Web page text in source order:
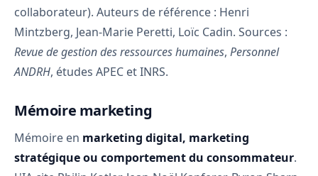
collaborateur). Auteurs de référence : Henri
Mintzberg, Jean-Marie Peretti, Loïc Cadin. Sources :
Revue de gestion des ressources humaines, Personnel
ANDRH, études APEC et INRS.
Mémoire marketing
Mémoire en marketing digital, marketing
stratégique ou comportement du consommateur.